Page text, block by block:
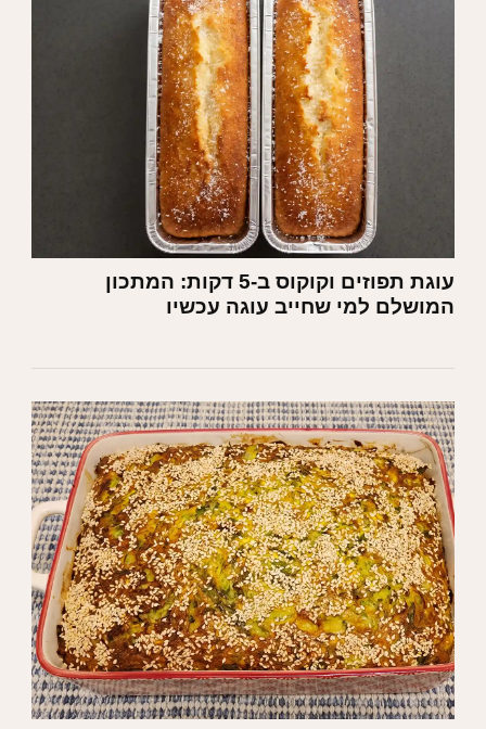
עוגת תפוזים וקוקוס ב-5 דקות: המתכון
המושלם למי שחייב עוגה עכשיו